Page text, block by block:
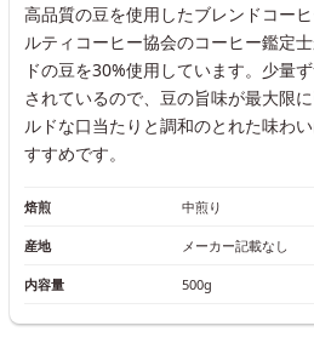
高品質の豆を使用したブレンドコー
ルティコーヒー協会のコーヒー鑑定
ドの豆を30%使用しています。少量
されているので、豆の旨味が最大限
ルドな口当たりと調和のとれた味わ
すすめです。
焙煎 中煎り
産地 メーカー記載なし
内容量 500g